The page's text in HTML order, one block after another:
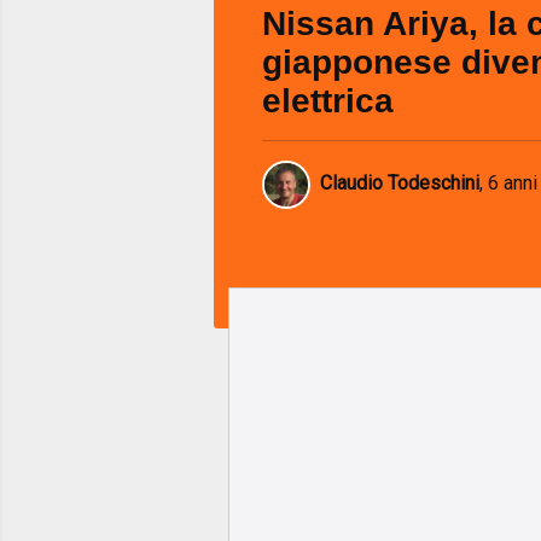
Nissan Ariya, la
giapponese
elettrica
Claudio Todeschini, 6